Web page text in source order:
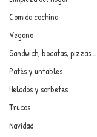
Comida cochina
Vegano
Sandwich, bocatas, pizzas...
Patés y untables
Helados y sorbetes
Trucos
Navidad